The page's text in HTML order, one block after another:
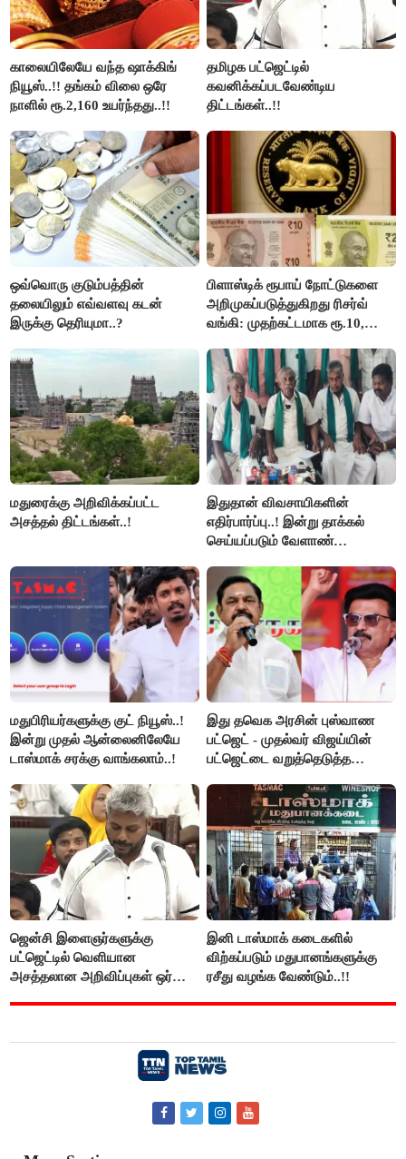
காலையிலேயே வந்த ஷாக்கிங்
நியூஸ்..!! தங்கம் விலை ஒரே
நாளில் ரூ.2,160 உயர்ந்தது..!!
தமிழக பட்ஜெட்டில்
கவனிக்கப்படவேண்டிய
திட்டங்கள்..!!
ஒவ்வொரு குடும்பத்தின்
தலையிலும் எவ்வளவு கடன்
இருக்கு தெரியுமா..?
பிளாஸ்டிக் ரூபாய் நோட்டுகளை
அறிமுகப்படுத்துகிறது ரிசர்வ்
வங்கி: முதற்கட்டமாக ரூ.10,
மதுரைக்கு அறிவிக்கப்பட்ட
அசத்தல் திட்டங்கள்..!
இதுதான் விவசாயிகளின்
எதிர்பார்ப்பு..! இன்று தாக்கல்
செய்யப்படும் வேளாண்
கோரிக்கை!
மதுபிரியர்களுக்கு குட் நியூஸ்..!
இன்று முதல் ஆன்லைனிலேயே
டாஸ்மாக் சரக்கு வாங்கலாம்..!
இது தவெக அரசின் புஸ்வாண
பட்ஜெட் - முதல்வர் விஜய்யின்
பட்ஜெட்டை வறுத்தெடுத்த
ஜென்சி இளைஞர்களுக்கு
பட்ஜெட்டில் வெளியான
அசத்தலான அறிவிப்புகள் ஒர்
இனி டாஸ்மாக் கடைகளில்
விற்கப்படும் மதுபானங்களுக்கு
ரசீது வழங்க வேண்டும்..!!